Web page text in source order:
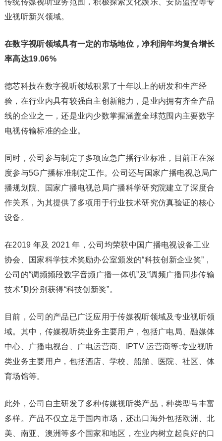
传统传媒视听业务范围，积极探索文化娱乐、安防监控等专
业视听新兴领域。
在数字视听领域具有一定的市场地位，净利润年均复合增长
率高达19.06%
德芯科技在数字视听领域积累了十年以上的研发和生产经
验，在行业内具有较强自主创新能力，是业内拥有齐全产品
线的企业之一，还是业内少数掌握涵盖全球范围内主要数字
电视传输标准的企业。
同时，公司参与制定了多项应急广播行业标准，目前正在深
度参与5G广播标准制定工作。公司还与国家广播电视总局广
播规划院、国家广播电视总局广播科学研究院建立了深度合
作关系，为其提供了多项用于行业技术研究仿真验证的核心
设备。
在2019 年及 2021 年，公司均荣获中国广播电视设备工业
协会、国家科学技术奖励办公室颁发的“科技创新企业奖”，
公司的“调频频段数字音频广播一体机”及“调频广播同步传输
技术”则分别获得“科技创新奖”。
目前，公司的产品已广泛应用于传媒视听领域及专业视听领
域。其中，传媒视听类业务主要用户，包括广电局、融媒体
中心、广播电视台、广电运营商、IPTV 运营商等;专业视听
类业务主要用户，包括酒店、学校、船舶、医院、社区、体
育场馆等。
此外，公司自主研发了多种传媒视听类产品，种类型号丰富
多样。产品不仅立足于国内市场，还出口海外包括欧洲、北
美、南亚、澳洲等多个国家和地区，在业内树立起良好的口